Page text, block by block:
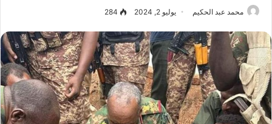
محمد عبد الحكيم يوليو 2, 2024 284